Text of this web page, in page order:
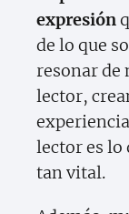
expresión
de lo que
resonar de
lector,
lector es lo
tan vital.